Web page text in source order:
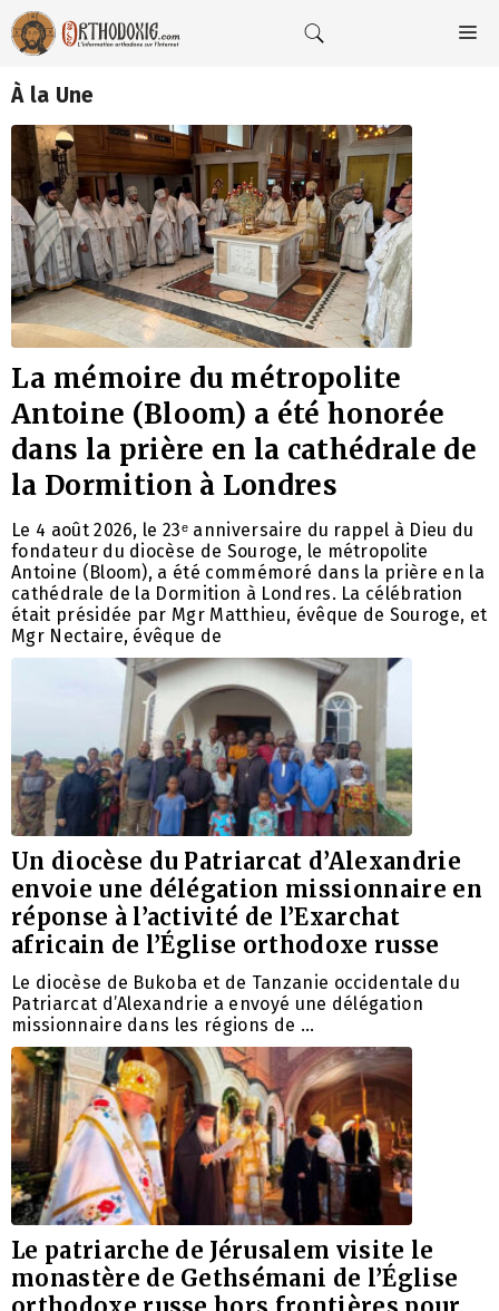
Aller
au
contenu
À la Une
La mémoire du métropolite
Antoine (Bloom) a été honorée
dans la prière en la cathédrale de
la Dormition à Londres
Le 4 août 2026, le 23ᵉ anniversaire du rappel à Dieu du
fondateur du diocèse de Souroge, le métropolite
Antoine (Bloom), a été commémoré dans la prière en la
cathédrale de la Dormition à Londres. La célébration
était présidée par Mgr Matthieu, évêque de Souroge, et
Mgr Nectaire, évêque de
Un diocèse du Patriarcat d’Alexandrie
envoie une délégation missionnaire en
réponse à l’activité de l’Exarchat
africain de l’Église orthodoxe russe
Le diocèse de Bukoba et de Tanzanie occidentale du
Patriarcat d’Alexandrie a envoyé une délégation
missionnaire dans les régions de …
Le patriarche de Jérusalem visite le
monastère de Gethsémani de l’Église